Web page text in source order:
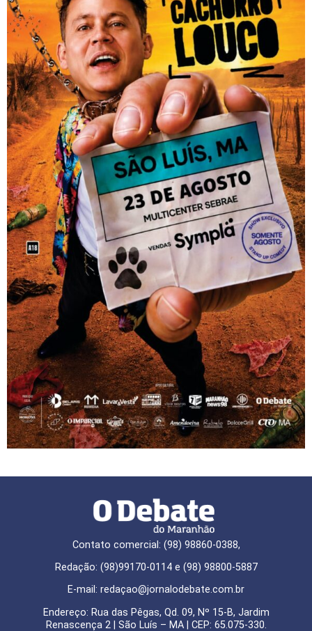
Contato comercial: (98) 98860-0388,
Redação: (98)99170-0114 e (98) 98800-5887
E-mail: redaçao@jornalodebate.com.br
Endereço: Rua das Pêgas, Qd. 09, Nº 15-B, Jardim
Renascença 2 | São Luís – MA | CEP: 65.075-330.